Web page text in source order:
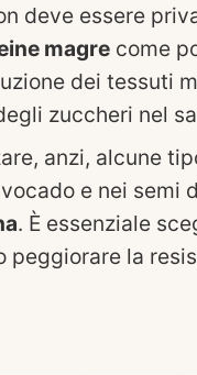
deve essere
magre come
dei tessuti
zuccheri nel
anzi, alcune
e nei semi
. È essenziale
peggiorare la